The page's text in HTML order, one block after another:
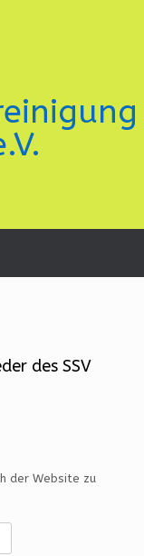
des SSV
der Website zu